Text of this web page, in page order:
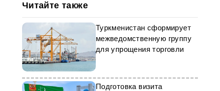
Читайте также
Туркменистан сформирует
межведомственную группу
для упрощения торговли
Подготовка визита